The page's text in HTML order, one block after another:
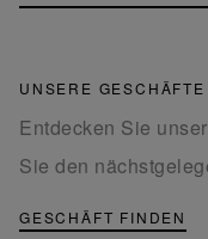
UNSERE GESCHÄFTE
Entdecken Sie
Sie den
GESCHÄFT FINDEN